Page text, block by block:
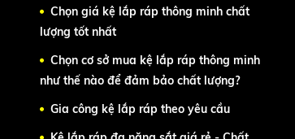
Chọn giá kệ lắp ráp thông minh chất
lượng tốt nhất
Chọn cơ sở mua kệ lắp ráp thông minh
như thế nào để đảm bảo chất lượng?
Gia công kệ lắp ráp theo yêu cầu